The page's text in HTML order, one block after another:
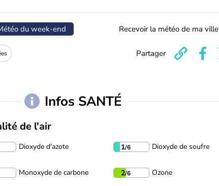
du week-end Recevoir la météo de ma ville
Partager
Infos SANTÉ
de l'air
Dioxyde d'azote 1/6 Dioxyde de soufre
Monoxyde de carbone 2/6 Ozone